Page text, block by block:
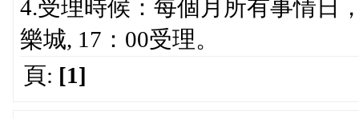
4.受理時候：每個月所有事情日
樂城, 17：00受理。
頁: [1]